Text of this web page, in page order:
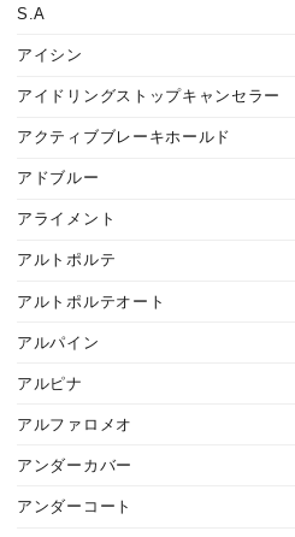
S.A
アイシン
アイドリングストップキャンセラー
アクティブブレーキホールド
アドブルー
アライメント
アルトポルテ
アルトポルテオート
アルパイン
アルピナ
アルファロメオ
アンダーカバー
アンダーコート